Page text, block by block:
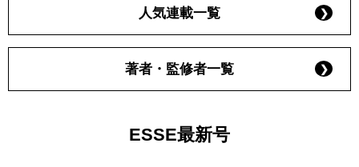
人気連載一覧
著者・監修者一覧
ESSE最新号